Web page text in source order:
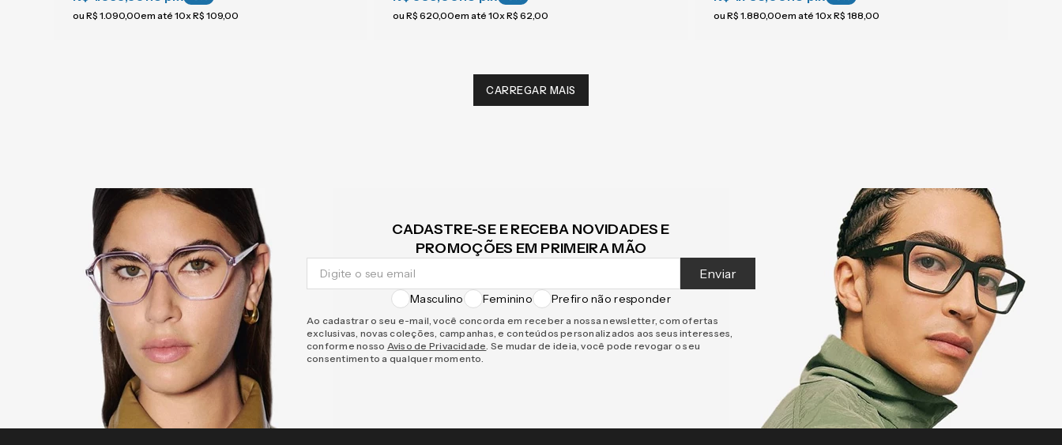
ou R$ 1.090,00em até 10xR$ 109,00
ouR$ 620,00em até10xR$ 62,00
ou R$ 1.880,00em até 10xR$ 188,00
CADASTRE-SE E RECEBA NOVIDADES E
PROMOÇÕES EM PRIMEIRA MÃO
Enviar
Masculino Feminino Prefiro não responder
Ao cadastrar o seu e-mail, você concorda em receber a nossa newsletter, com ofertas
exclusivas, novas coleções, campanhas, e conteúdos personalizados aos seus interesses,
conforme nosso Aviso de Privacidade. Se mudar de ideia, você pode revogar o seu
consentimento a qualquer momento.